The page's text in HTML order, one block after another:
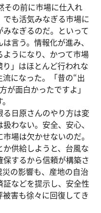
その前に市場に仕入れ
も活気みなぎる市場に
なぎるのだ。といって
言う。情報化が進み、
うになり、かつて市場
」はほとんど行われな
になった。「昔の“出
が面白かったですよ」
日原さんのやり方は変
わない。安全、安心、
場は欠かせないのだ。
供給しようと、台風な
するから信頼が構築さ
の影響も、産地の自治
などを提示し、安全性
害も徐々に回復してき